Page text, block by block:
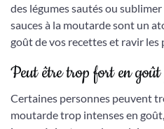
des légumes sautés ou
sauces à la moutarde sont un
goût de vos recettes et ravir les
Peut être trop fort en goût
Certaines personnes peuvent
moutarde trop intenses en